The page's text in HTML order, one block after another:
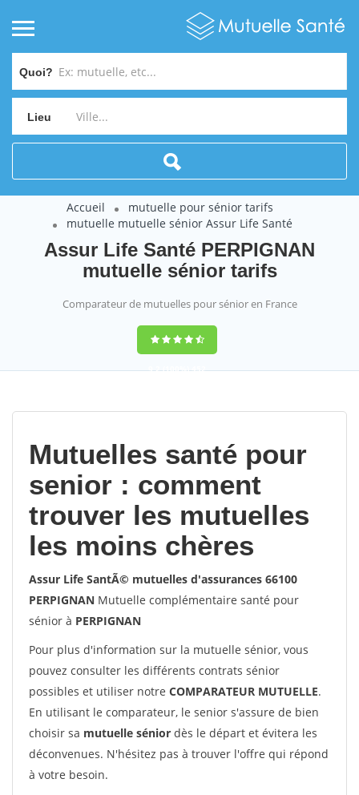
Quoi?
Lieu
Accueil
mutuelle pour sénior tarifs
mutuelle mutuelle sénior Assur Life Santé
Assur Life Santé PERPIGNAN
mutuelle sénior tarifs
Comparateur de mutuelles pour sénior en France
9,2(100%)452
Mutuelles santé pour
senior : comment
trouver les mutuelles
les moins chères
Assur Life SantÃ© mutuelles d'assurances 66100
PERPIGNAN Mutuelle complémentaire santé pour
sénior à PERPIGNAN
Pour plus d'information sur la mutuelle sénior, vous
pouvez consulter les différents contrats sénior
possibles et utiliser notre COMPARATEUR MUTUELLE.
En utilisant le comparateur, le senior s'assure de bien
choisir sa mutuelle sénior dès le départ et évitera les
déconvenues. N'hésitez pas à trouver l'offre qui répond
à votre besoin.